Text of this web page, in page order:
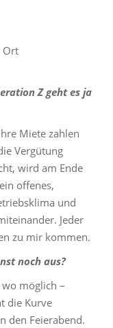
Ort
Z geht es ja
Miete zahlen
Vergütung
wird am Ende
offenes,
und
Jeder
zu mir kommen.
noch aus?
möglich –
die Kurve
den Feierabend.